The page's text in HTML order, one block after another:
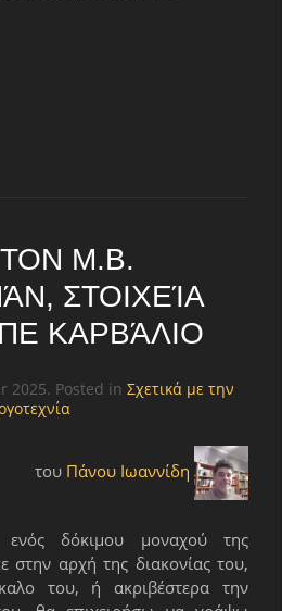
ΤΟΝ Μ.Β.
ΣΤΟΙΧΕΊΑ
ΚΑΡΒΆΛΙΟ
2025. Posted in Σχετικά με την
του Πάνου Ιωαννίδη
δόκιμου μοναχού της
στην αρχή της διακονίας του,
του, ή ακριβέστερα την